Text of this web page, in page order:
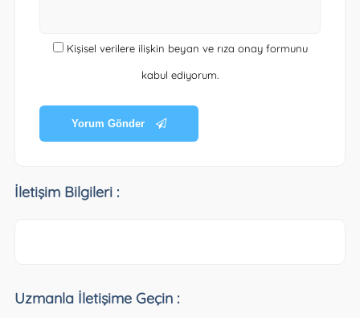
Kişisel verilere ilişkin beyan ve rıza onay formunu
kabul ediyorum.
Yorum Gönder
İletişim Bilgileri :
Uzmanla İletişime Geçin :